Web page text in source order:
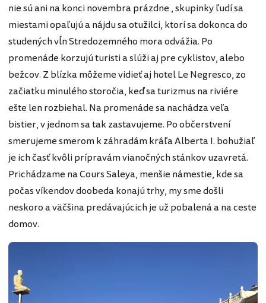
nie sú ani na konci novembra prázdne , skupinky ľudí sa
miestami opaľujú a nájdu sa otužilci, ktorí sa dokonca do
studených vĺn Stredozemného mora odvážia. Po
promenáde korzujú turisti a slúži aj pre cyklistov, alebo
bežcov. Z blízka môžeme vidieť aj hotel Le Negresco, zo
začiatku minulého storočia, keď sa turizmus na riviére
ešte len rozbiehal. Na promenáde sa nachádza veľa
bistier, v jednom sa tak zastavujeme. Po občerstvení
smerujeme smerom k záhradám kráľa Alberta I. bohužiaľ
je ich časť kvôli prípravám vianočných stánkov uzavretá.
Prichádzame na Cours Saleya, menšie námestie, kde sa
počas víkendov doobeda konajú trhy, my sme došli
neskoro a väčšina predávajúcich je už pobalená a na ceste
domov.